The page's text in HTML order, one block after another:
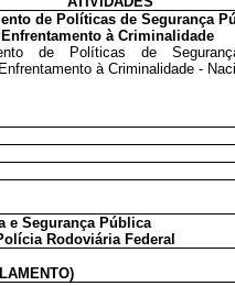
de Políticas de Segurança
Enfrentamento à Criminalidade
de Políticas de
à Criminalidade -
e Segurança Pública
Rodoviária Federal